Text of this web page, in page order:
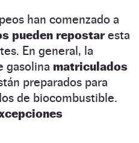
han comenzado a
pueden repostaresta
En general, la
gasolina matriculados
preparados para
de biocombustible.